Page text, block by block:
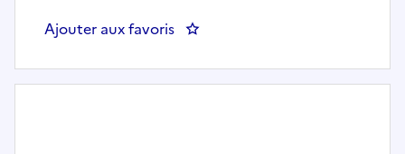
Ajouter aux favoris : Assistant.e ingénieur.e en